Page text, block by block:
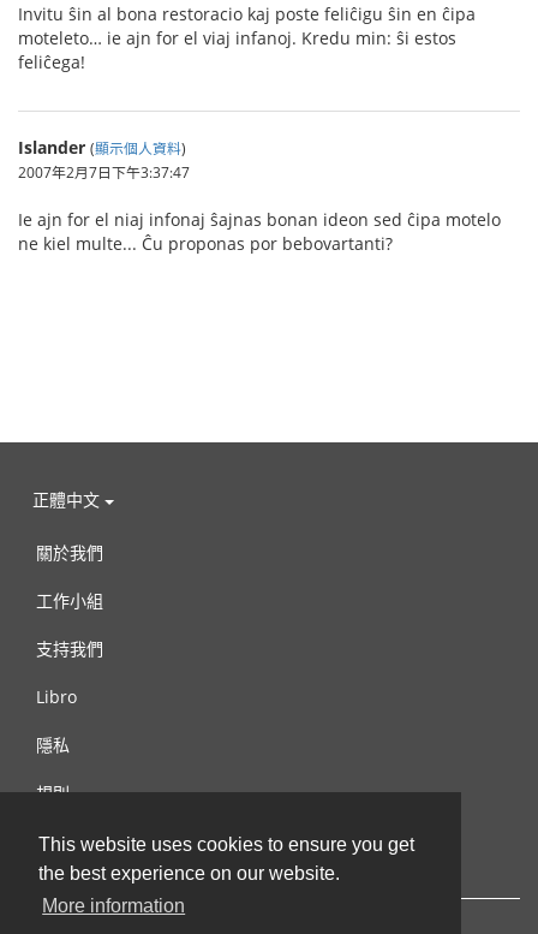
This website uses cookies to ensure you get
the best experience on our website.
More information
Invitu ŝin al bona restoracio kaj poste feliĉigu ŝin en ĉipa
moteleto… ie ajn for el viaj infanoj. Kredu min: ŝi estos
feliĉega!
Islander (顯示個人資料)
2007年2月7日下午3:37:47
Ie ajn for el niaj infonaj ŝajnas bonan ideon sed ĉipa motelo
ne kiel multe... Ĉu proponas por bebovartanti?
正體中文
關於我們
工作小組
支持我們
Libro
隱私
規則
連絡我們